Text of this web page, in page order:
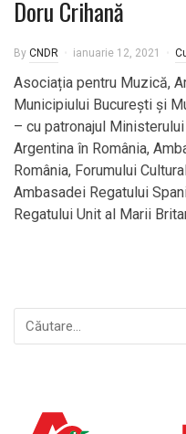
Doru Crihană
By CNDR ianuarie 12, 2021
Asociația pentru Muzică,
Municipiului București și
– cu patronajul
Argentina în România,
România, Forumului
Ambasadei Regatului
Regatului Unit al Marii
Caută
după: